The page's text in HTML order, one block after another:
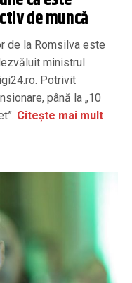
de muncă
de la Romsilva este
ministrul
Potrivit
până la „10
Citește mai mult